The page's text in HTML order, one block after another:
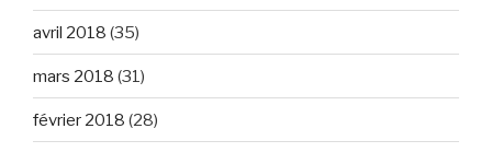
avril 2018 (35)
mars 2018 (31)
février 2018 (28)